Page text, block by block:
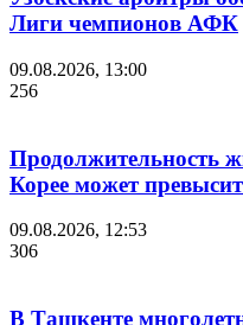
Лиги чемпионов АФК
09.08.2026, 13:00
256
Продолжительность
Корее может
09.08.2026, 12:53
306
В Ташкенте